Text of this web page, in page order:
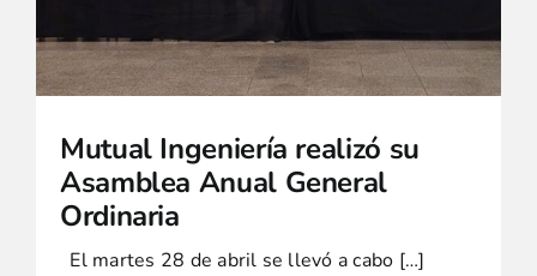
Mutual Ingeniería realizó su
Asamblea Anual General
Ordinaria
El martes 28 de abril se llevó a cabo […]